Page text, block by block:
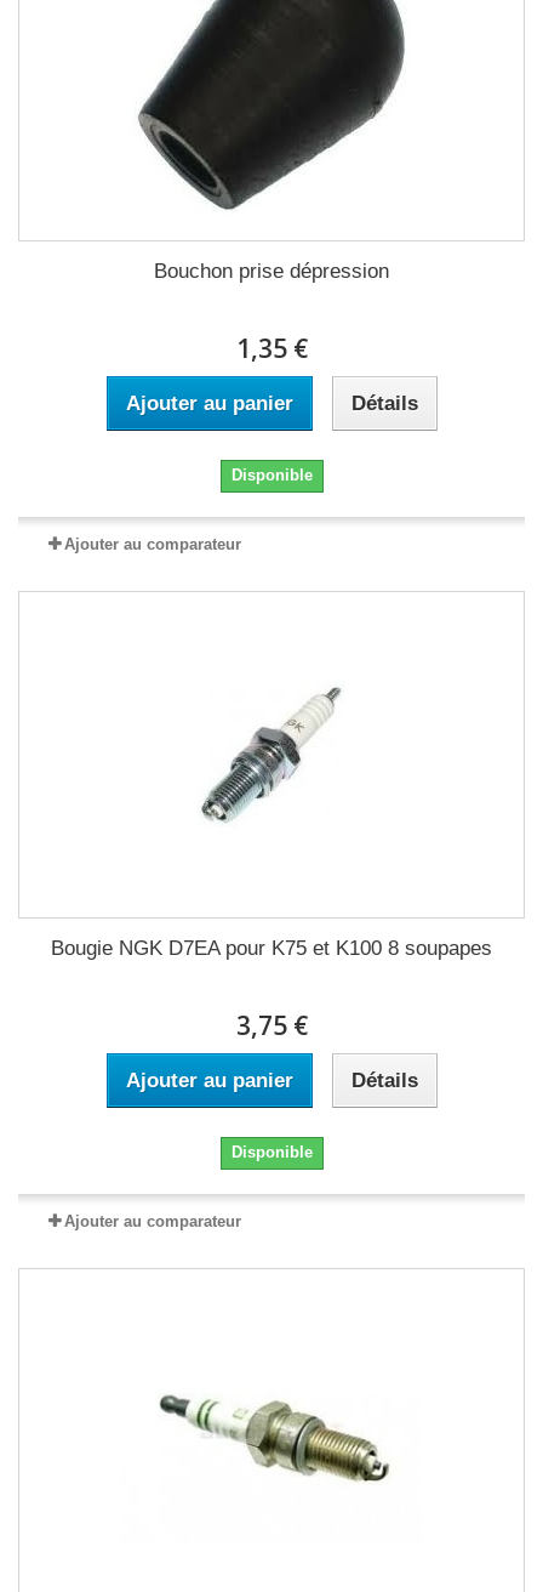
Bouchon prise dépression
1,35 €
Ajouter au panier Détails
Disponible
Ajouter au comparateur
Bougie NGK D7EA pour K75 et K100 8 soupapes
3,75 €
Ajouter au panier Détails
Disponible
Ajouter au comparateur